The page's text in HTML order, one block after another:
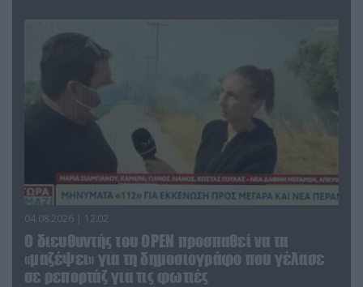
04.08.2026 | 12:02
O διευθυντής του OPEN προσπαθεί να τα
«μαζέψει» για τη δημοσιογράφο που γέλασε
σε ρεπορτάζ για τις φωτιές